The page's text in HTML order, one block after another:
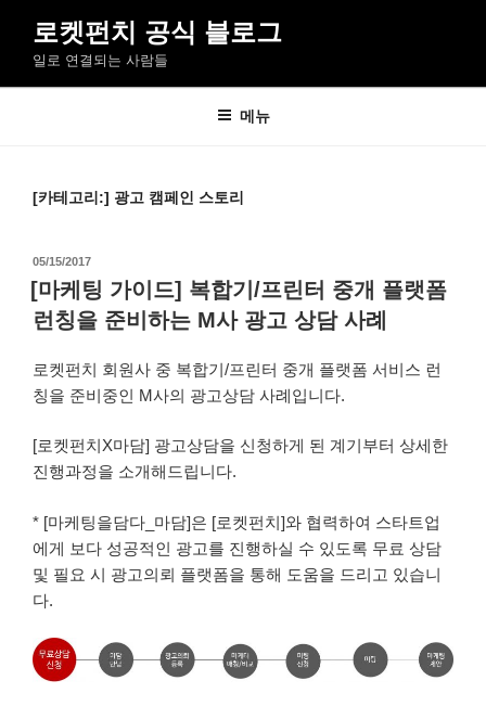
로
로켓펀치 공식 블로그
일로 연결되는 사람들
메뉴
[카테고리:] 광고 캠페인 스토리
작
성
일
자
05/15/2017
[마케팅 가이드] 복합기/프린터 중개 플랫폼
런칭을 준비하는 M사 광고 상담 사례
로켓펀치 회원사 중 복합기/프린터 중개 플랫폼 서비스 런
칭을 준비중인 M사의 광고상담 사례입니다.
[로켓펀치X마담] 광고상담을 신청하게 된 계기부터 상세한
진행과정을 소개해드립니다.
* [마케팅을담다_마담]은 [로켓펀치]와 협력하여 스타트업
에게 보다 성공적인 광고를 진행하실 수 있도록 무료 상담
및 필요 시 광고의뢰 플랫폼을 통해 도움을 드리고 있습니
다.